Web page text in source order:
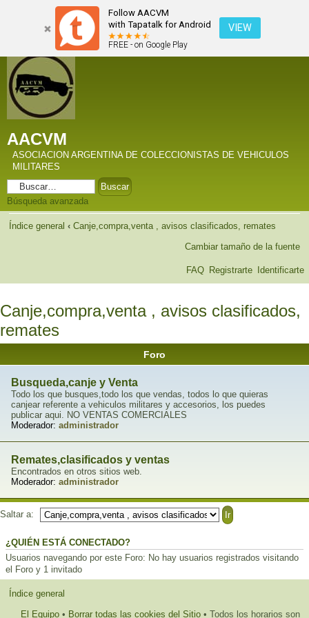
Follow AACVM
with Tapatalk for Android
FREE - on Google Play
VIEW
AACVM
ASOCIACION ARGENTINA DE COLECCIONISTAS DE VEHICULOS
MILITARES
Búsqueda avanzada
Índice general ‹ Canje,compra,venta , avisos clasificados, remates
Cambiar tamaño de la fuente
FAQ Registrarte Identificarte
Canje,compra,venta , avisos clasificados,
remates
Foro
Busqueda,canje y Venta
Todo los que busques,todo los que vendas, todos lo que quieras
canjear referente a vehiculos militares y accesorios, los puedes
publicar aqui. NO VENTAS COMERCIALES
Moderador: administrador
Remates,clasificados y ventas
Encontrados en otros sitios web.
Moderador: administrador
Saltar a:
¿QUIÉN ESTÁ CONECTADO?
Usuarios navegando por este Foro: No hay usuarios registrados visitando
el Foro y 1 invitado
Índice general
El Equipo • Borrar todas las cookies del Sitio • Todos los horarios son